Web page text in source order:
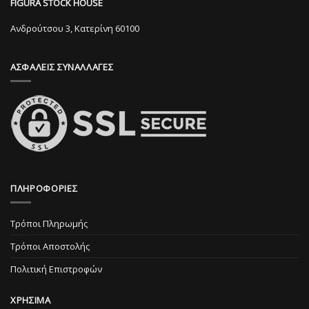
επιλεγούν
του
FIGURA STOCK HOUSE
Ανδρούτσου 3, Κατερίνη 60100
ΑΣΦΑΛΕΙΣ ΣΥΝΑΛΛΑΓΕΣ
ΠΛΗΡΟΦΟΡΙΕΣ
Τρόποι Πληρωμής
Τρόποι Αποστολής
Πολιτική Επιστροφών
ΧΡΗΣΙΜΑ